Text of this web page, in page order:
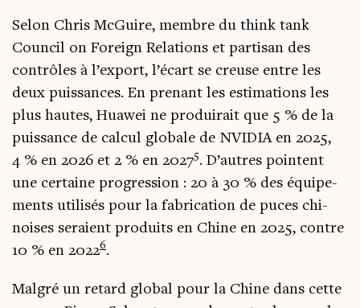
Selon Chris McGuire, membre du think tank
Coun­cil on Forei­gn Rela­tions et par­ti­san des
contrôles à l’export, l’écart se creuse entre les
deux puis­sances. En pre­nant les esti­ma­tions les
plus hautes, Hua­wei ne pro­dui­rait que 5 % de la
puis­sance de cal­cul glo­bale de NVIDIA en 2025,
4 % en 2026 et 2 % en 20275. D’autres pointent
une cer­taine pro­gres­sion : 20 à 30 % des équi­pe­
ments uti­li­sés pour la fabri­ca­tion de puces chi­
noises seraient pro­duits en Chine en 2025, contre
10 % en 20226.
Mal­gré un retard glo­bal pour la Chine dans cette